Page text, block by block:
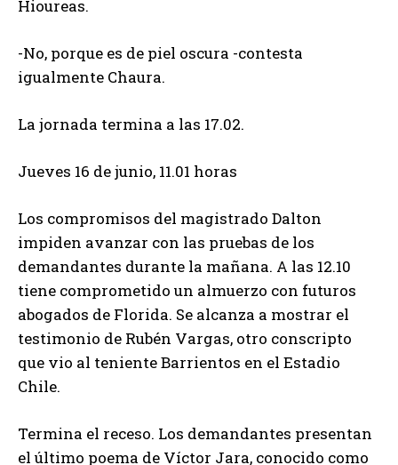
Hioureas.
-No, porque es de piel oscura -contesta
igualmente Chaura.
La jornada termina a las 17.02.
Jueves 16 de junio, 11.01 horas
Los compromisos del magistrado Dalton
impiden avanzar con las pruebas de los
demandantes durante la mañana. A las 12.10
tiene comprometido un almuerzo con futuros
abogados de Florida. Se alcanza a mostrar el
testimonio de Rubén Vargas, otro conscripto
que vio al teniente Barrientos en el Estadio
Chile.
Termina el receso. Los demandantes presentan
el último poema de Víctor Jara, conocido como